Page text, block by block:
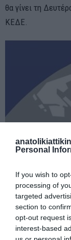
Personal
If you wish to
processing of
targeted
section to
opt-out request
interest-based
θα γίνει τη
ΚΕΔΕ.
Πηγη:https://
dimon-ellados/